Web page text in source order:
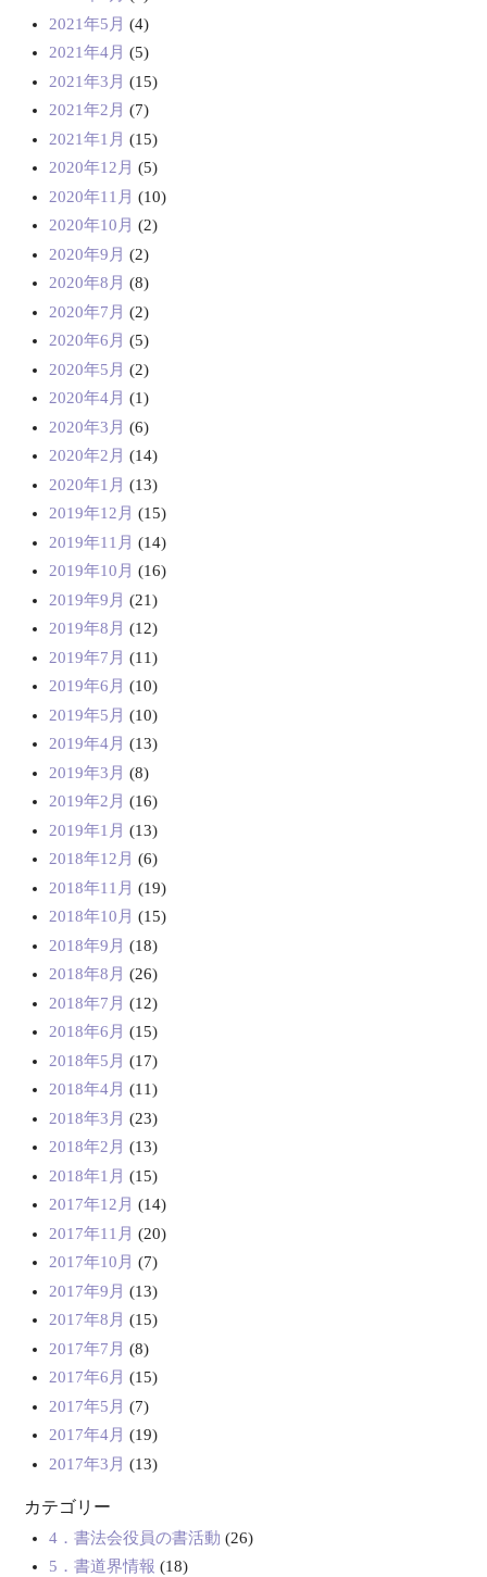
2021年5月 (4)
2021年4月 (5)
2021年3月 (15)
2021年2月 (7)
2021年1月 (15)
2020年12月 (5)
2020年11月 (10)
2020年10月 (2)
2020年9月 (2)
2020年8月 (8)
2020年7月 (2)
2020年6月 (5)
2020年5月 (2)
2020年4月 (1)
2020年3月 (6)
2020年2月 (14)
2020年1月 (13)
2019年12月 (15)
2019年11月 (14)
2019年10月 (16)
2019年9月 (21)
2019年8月 (12)
2019年7月 (11)
2019年6月 (10)
2019年5月 (10)
2019年4月 (13)
2019年3月 (8)
2019年2月 (16)
2019年1月 (13)
2018年12月 (6)
2018年11月 (19)
2018年10月 (15)
2018年9月 (18)
2018年8月 (26)
2018年7月 (12)
2018年6月 (15)
2018年5月 (17)
2018年4月 (11)
2018年3月 (23)
2018年2月 (13)
2018年1月 (15)
2017年12月 (14)
2017年11月 (20)
2017年10月 (7)
2017年9月 (13)
2017年8月 (15)
2017年7月 (8)
2017年6月 (15)
2017年5月 (7)
2017年4月 (19)
2017年3月 (13)
カテゴリー
4．書法会役員の書活動 (26)
5．書道界情報 (18)